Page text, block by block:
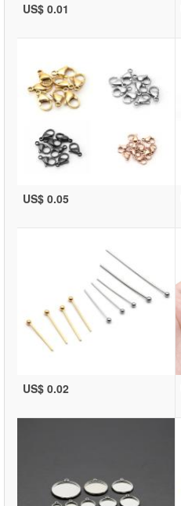
US$ 0.01
US$ 0.05
US$ 0.02